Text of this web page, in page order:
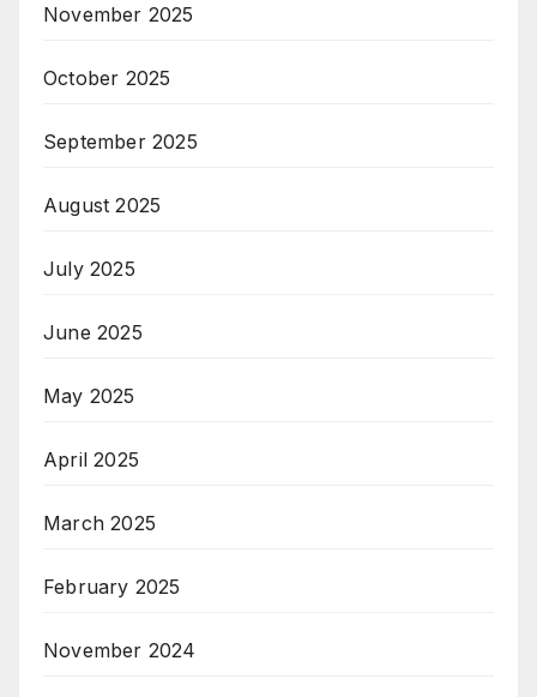
November 2025
October 2025
September 2025
August 2025
July 2025
June 2025
May 2025
April 2025
March 2025
February 2025
November 2024